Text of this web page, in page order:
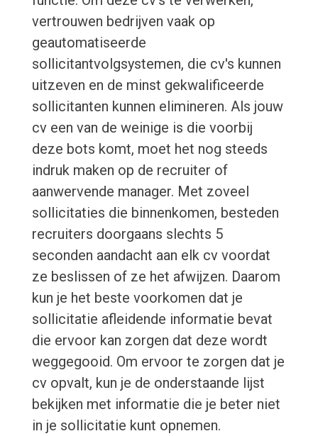
vertrouwen bedrijven vaak op
geautomatiseerde
sollicitantvolgsystemen, die cv's kunnen
uitzeven en de minst gekwalificeerde
sollicitanten kunnen elimineren. Als jouw
cv een van de weinige is die voorbij
deze bots komt, moet het nog steeds
indruk maken op de recruiter of
aanwervende manager. Met zoveel
sollicitaties die binnenkomen, besteden
recruiters doorgaans slechts 5
seconden aandacht aan elk cv voordat
ze beslissen of ze het afwijzen. Daarom
kun je het beste voorkomen dat je
sollicitatie afleidende informatie bevat
die ervoor kan zorgen dat deze wordt
weggegooid. Om ervoor te zorgen dat je
cv opvalt, kun je de onderstaande lijst
bekijken met informatie die je beter niet
in je sollicitatie kunt opnemen.